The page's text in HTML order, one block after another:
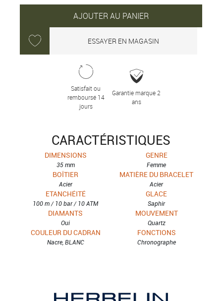
AJOUTER AU PANIER
ESSAYER EN MAGASIN
Satisfait ou
remboursé 14
jours
Garantie marque 2
ans
CARACTÉRISTIQUES
DIMENSIONS
35 mm
GENRE
Femme
BOÎTIER
Acier
MATIÈRE DU BRACELET
Acier
ETANCHÉITÉ
100 m / 10 bar / 10 ATM
GLACE
Saphir
DIAMANTS
Oui
MOUVEMENT
Quartz
COULEUR DU CADRAN
Nacre, BLANC
FONCTIONS
Chronographe